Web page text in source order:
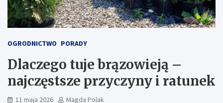
OGRODNICTWO PORADY
Dlaczego tuje brązowieją –
najczęstsze przyczyny i ratunek
11 maja 2026 Magda Polak